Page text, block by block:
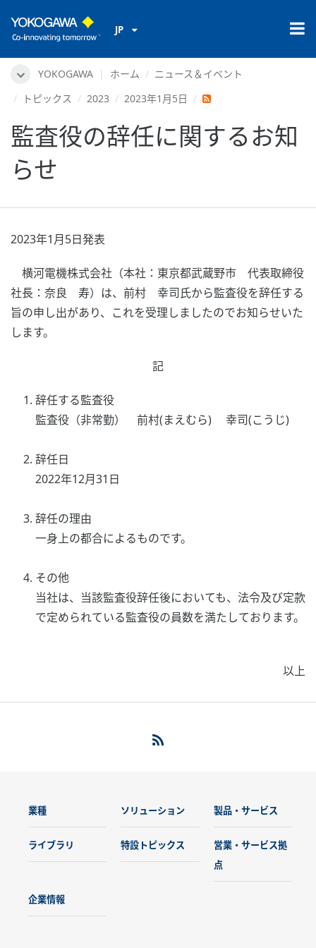
JP
YOKOGAWA ホーム
ニュース＆イベント
トピックス
2023 2023年1月5日
監査役の辞任に関するお知
らせ
2023年1月5日発表
横河電機株式会社（本社：東京都武蔵野市 代表取締役
社長：奈良 寿）は、前村 幸司氏から監査役を辞任する
旨の申し出があり、これを受理しましたのでお知らせいた
します。
記
辞任する監査役
監査役（非常勤） 前村(まえむら) 幸司(こうじ)
辞任日
2022年12月31日
辞任の理由
一身上の都合によるものです。
その他
当社は、当該監査役辞任後においても、法令及び定款
で定められている監査役の員数を満たしております。
以上
業種 ソリューション 製品・サービス
ライブラリ 特設トピックス
営業・サービス拠
点
企業情報